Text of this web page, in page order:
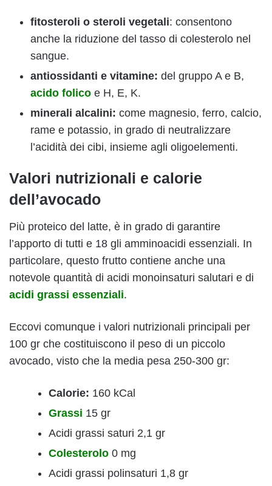
fitosteroli o steroli vegetali: consentono
anche la riduzione del tasso di colesterolo nel
sangue.
antiossidanti e vitamine: del gruppo A e B,
acido folico e H, E, K.
minerali alcalini: come magnesio, ferro, calcio,
rame e potassio, in grado di neutralizzare
l’acidità dei cibi, insieme agli oligoelementi.
Valori nutrizionali e calorie
dell’avocado
Più proteico del latte, è in grado di garantire
l’apporto di tutti e 18 gli amminoacidi essenziali. In
particolare, questo frutto contiene anche una
notevole quantità di acidi monoinsaturi salutari e di
acidi grassi essenziali.
Eccovi comunque i valori nutrizionali principali per
100 gr che costituiscono il peso di un piccolo
avocado, visto che la media pesa 250-300 gr:
Calorie: 160 kCal
Grassi 15 gr
Acidi grassi saturi 2,1 gr
Colesterolo 0 mg
Acidi grassi polinsaturi 1,8 gr